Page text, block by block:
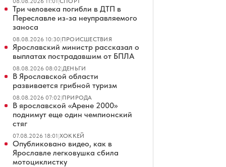
Три человека погибли в ДТП в
Переславле из-за неуправляемого
заноса
08.08.2026 10:30|ПРОИСШЕСТВИЯ
Ярославский министр рассказал о
выплатах пострадавшим от БПЛА
08.08.2026 08:02|ДЕНЬГИ
В Ярославской области
развивается грибной туризм
08.08.2026 07:02|ПРИРОДА
В ярославской «Арене 2000»
поднимут еще один чемпионский
стяг
07.08.2026 18:01|ХОККЕЙ
Опубликовано видео, как в
Ярославле легковушка сбила
мотоциклистку